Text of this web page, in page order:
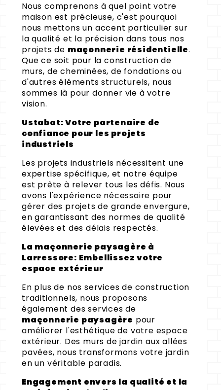
Nous comprenons à quel point votre
maison est précieuse, c'est pourquoi
nous mettons un accent particulier sur
la qualité et la précision dans tous nos
projets de maçonnerie résidentielle.
Que ce soit pour la construction de
murs, de cheminées, de fondations ou
d'autres éléments structurels, nous
sommes là pour donner vie à votre
vision.
Ustabat: Votre partenaire de
confiance pour les projets
industriels
Les projets industriels nécessitent une
expertise spécifique, et notre équipe
est prête à relever tous les défis. Nous
avons l'expérience nécessaire pour
gérer des projets de grande envergure,
en garantissant des normes de qualité
élevées et des délais respectés.
La maçonnerie paysagère à
Larressore: Embellissez votre
espace extérieur
En plus de nos services de construction
traditionnels, nous proposons
également des services de
maçonnerie paysagère pour
améliorer l'esthétique de votre espace
extérieur. Des murs de jardin aux allées
pavées, nous transformons votre jardin
en un véritable paradis.
Engagement envers la qualité et la